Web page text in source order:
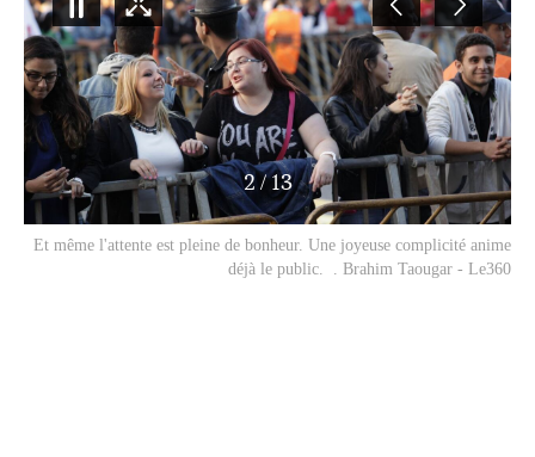
2/13
Et même l'attente est pleine de bonheur. Une joyeuse complicité anime
déjà le public. . Brahim Taougar - Le360